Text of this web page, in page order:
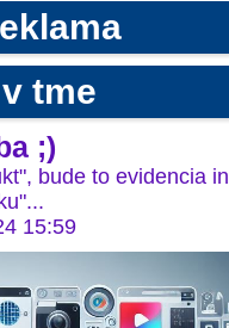
tme
;)
bude to evidencia
15:59